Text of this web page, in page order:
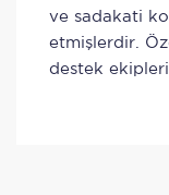
ve sadakati
etmişlerdir.
destek